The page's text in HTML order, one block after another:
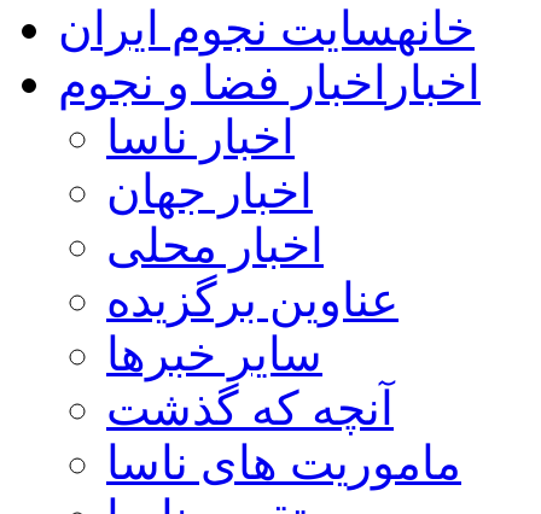
خانهسایت نجوم ایران
اخبار اخبار فضا و نجوم
اخبار ناسا
اخبار جهان
اخبار محلی
عناوین برگزیده
سایر خبرها
آنچه که گذشت
ماموریت های ناسا